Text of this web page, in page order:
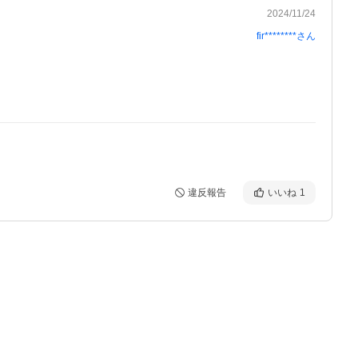
2024/11/24
fir********さん
違反報告 いいね 1